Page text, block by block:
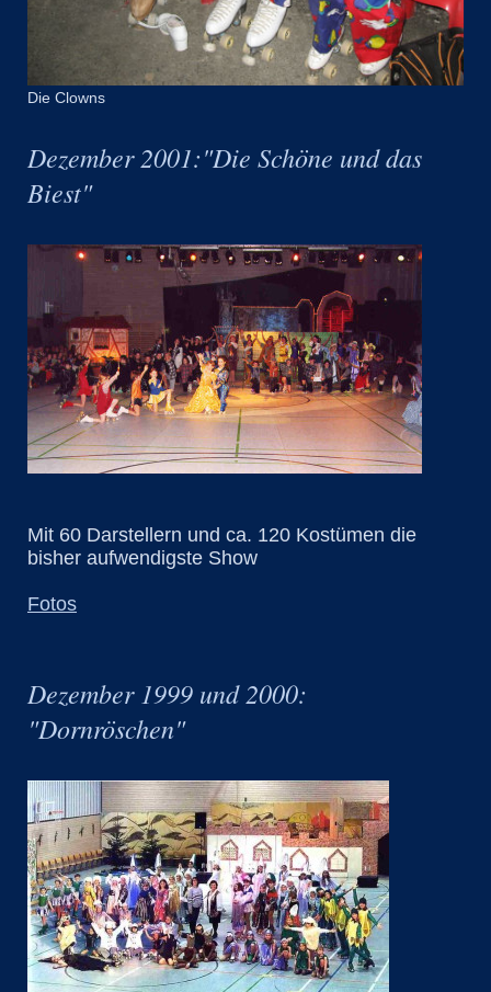
Die Clowns
Dezember 2001:"Die Schöne und das
Biest"
Mit 60 Darstellern und ca. 120 Kostümen die
bisher aufwendigste Show
Fotos
Dezember 1999 und 2000:
"Dornröschen"